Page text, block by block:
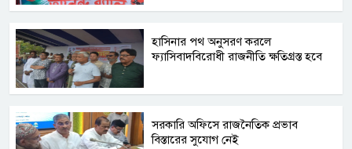
হাসিনার পথ অনুসরণ করলে
ফ্যাসিবাদবিরোধী রাজনীতি ক্ষতিগ্রস্ত হবে
সরকারি অফিসে রাজনৈতিক প্রভাব
বিস্তারের সুযোগ নেই